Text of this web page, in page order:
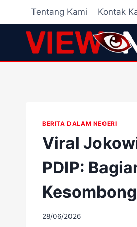
content
Tentang Kami Kontak
BERITA DALAM NEGERI
Viral
PDIP:
By
28/06/2026